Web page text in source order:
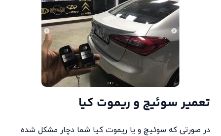
تعمیر سوئیچ و ریموت کیا
در صورتی که سوئیچ و یا ریموت کیا شما دچار مشکل شده